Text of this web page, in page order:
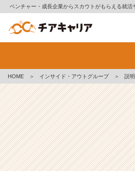
ベンチャー・成長企業からスカウトがもらえる就活
イ
ド・
HOME ＞ インサイド・アウトグループ ＞ 説